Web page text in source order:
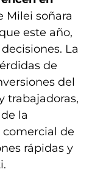
Milei soñara
este año,
La
de
del
trabajadoras,
la
de
rápidas y